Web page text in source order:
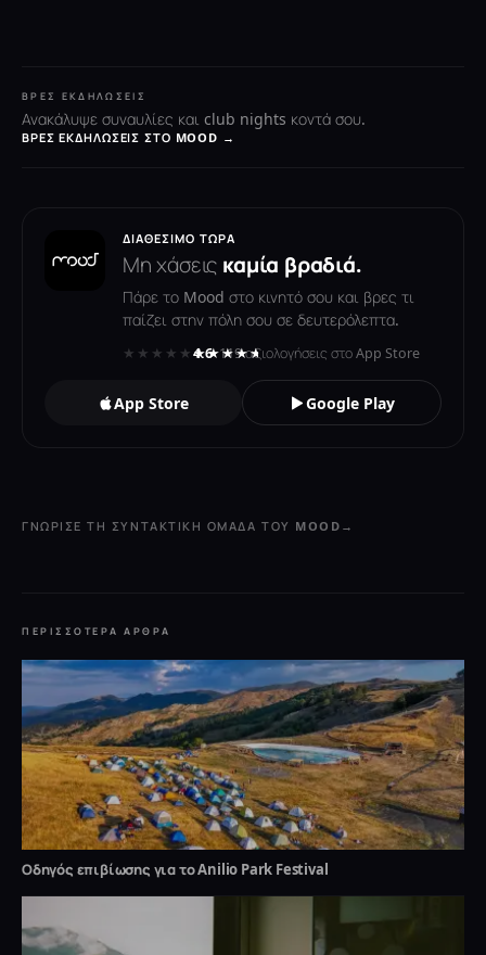
ΒΡΕΣ ΕΚΔΗΛΏΣΕΙΣ
Ανακάλυψε συναυλίες και club nights κοντά σου.
ΒΡΕΣ ΕΚΔΗΛΏΣΕΙΣ ΣΤΟ MOOD →
ΔΙΑΘΈΣΙΜΟ ΤΏΡΑ
Μη χάσεις καμία βραδιά.
Πάρε το Mood στο κινητό σου και βρες τι
παίζει στην πόλη σου σε δευτερόλεπτα.
★★★★★★★★★★
4.6· 119 αξιολογήσεις στο App Store
App Store Google Play
ΓΝΏΡΙΣΕ ΤΗ ΣΥΝΤΑΚΤΙΚΉ ΟΜΆΔΑ ΤΟΥ MOOD →
ΠΕΡΙΣΣΌΤΕΡΑ ΆΡΘΡΑ
Οδηγός επιβίωσης για το Anilio Park Festival